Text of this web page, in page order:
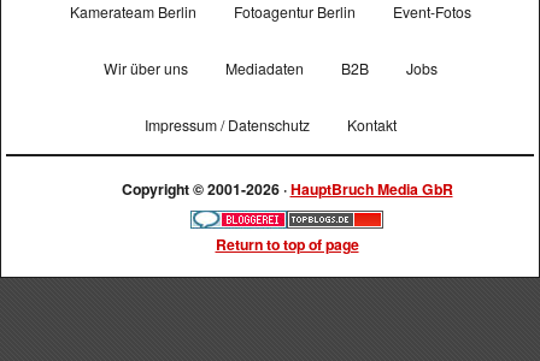
Kamerateam Berlin Fotoagentur Berlin Event-Fotos
Wir über uns Mediadaten B2B Jobs
Impressum / Datenschutz Kontakt
Copyright © 2001-2026 ·HauptBruch Media GbR
Return to top of page